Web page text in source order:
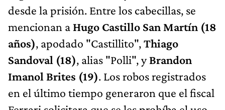
desde la prisión. Entre los cabecillas, se
mencionan a Hugo Castillo San Martín (18
años), apodado "Castillito",Thiago
Sandoval (18), alias "Polli", yBrandon
Imanol Brites (19). Los robos registrados
en el último tiempo generaron que el fiscal